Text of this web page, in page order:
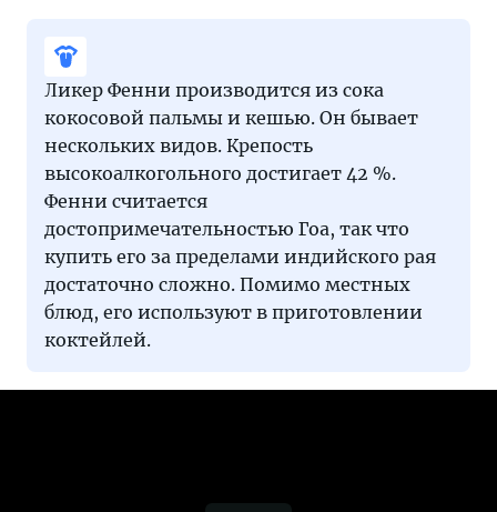
Ликер Фенни производится из сока
кокосовой пальмы и кешью. Он бывает
нескольких видов. Крепость
высокоалкогольного достигает 42 %.
Фенни считается
достопримечательностью Гоа, так что
купить его за пределами индийского рая
достаточно сложно. Помимо местных
блюд, его используют в приготовлении
коктейлей.